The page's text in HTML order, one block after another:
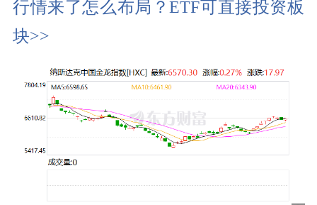
行情来了怎么布局？ETF可直接投资板
块>>